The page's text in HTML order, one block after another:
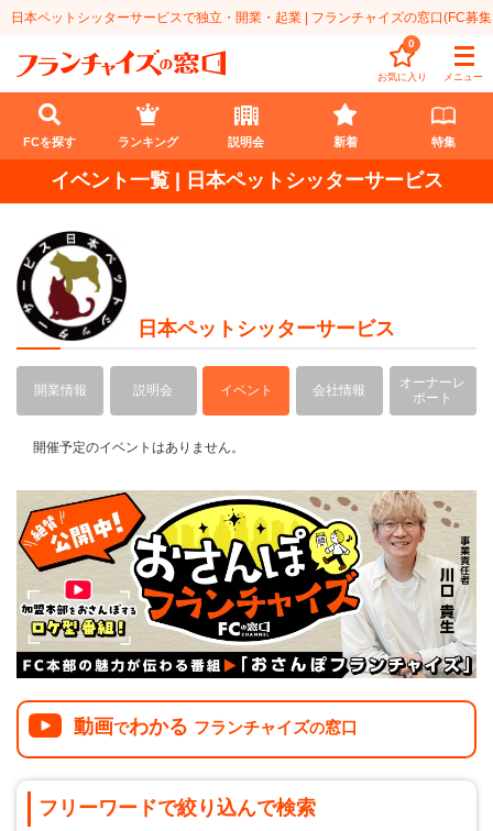
日本ペットシッターサービスで独立・開業・起業 | フランチャイズの窓口(FC募
お気に入り
0
メニュー
FCを探す
業種
代理店業
教育・保育業
飲食・菓子業
サービス業
小売業
介護・福祉業
美容・健康業
海外FC本部
インターン独立・社員募集
開業資金
1円〜100万円
101万円～300万円
301万円～500万円
501万円～1000万円
1001万円以上
エリア
北海道
東北
甲信越・北陸
関東
東海
近畿
四国
中国
ランキング
総合ランキング
介護
塾
飲食
リペアクリーニング
100万以下で開業
夫婦で開業
法人様オススメ
説明会
イベント
お役立ち情報コラム
会員登録 ログイン
FCを探す ランキング 説明会 新着 特集
イベント一覧 | 日本ペットシッターサービス
日本ペットシッターサービス
開業情報 説明会 イベント 会社情報
オーナーレ
ポート
開催予定のイベントはありません。
動画でわかる フランチャイズの窓口
フリーワードで絞り込んで検索